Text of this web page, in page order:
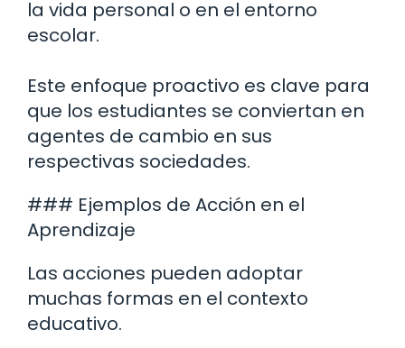
la vida personal o en el entorno
escolar.
Este enfoque proactivo es clave para
que los estudiantes se conviertan en
agentes de cambio en sus
respectivas sociedades.
### Ejemplos de Acción en el
Aprendizaje
Las acciones pueden adoptar
muchas formas en el contexto
educativo.